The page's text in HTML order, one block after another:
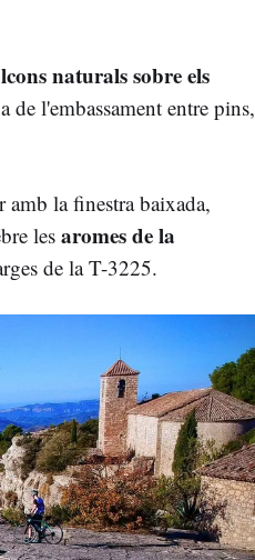
naturals sobre els
l'embassament entre pins,
la finestra baixada,
les aromes de la
de la T-3225.